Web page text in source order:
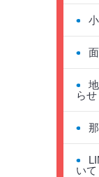
らせ
いて